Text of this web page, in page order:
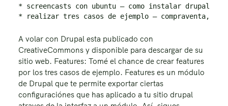
* screencasts con ubuntu – como instalar drupal,
A volar con Drupal esta publicado con
CreativeCommons y disponible para descargar de su
sitio web. Features: Tomé el chance de crear features
por los tres casos de ejemplo. Features es un módulo
de Drupal que te permite exportar ciertas
configuraciónes que has aplicado a tu sitio drupal